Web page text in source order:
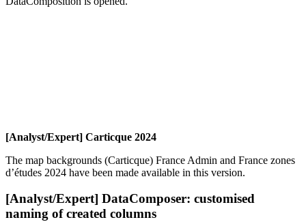
[Analyst/Expert] Carticque 2024
The map backgrounds (Carticque) France Admin and France zones
d’études 2024 have been made available in this version.
[Analyst/Expert] DataComposer: customised
naming of created columns